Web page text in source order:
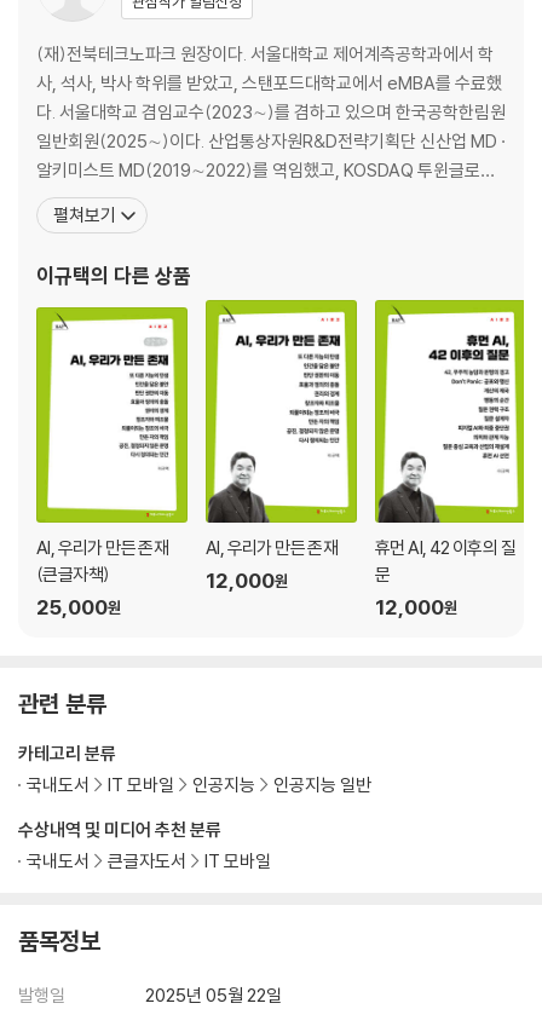
(재)전북테크노파크 원장이다. 서울대학교 제어계측공학과에서 학
사, 석사, 박사 학위를 받았고, 스탠포드대학교에서 eMBA를 수료했
다. 서울대학교 겸임교수(2023∼)를 겸하고 있으며 한국공학한림원
일반회원(2025∼)이다. 산업통상자원R&D전략기획단 신산업 MD ·
알키미스트 MD(2019∼2022)를 역임했고, KOSDAQ 투윈글로벌
의 플랫폼개발원 원장(2017∼2018)으로 근무했다. 산업통상자원
부 임베디드SW PD · 스마트공장 PD · 센서산업 PD(2013∼2017)
07∼2013)를 지냈고, 이때 세
펼쳐보기
이규택의 다른 상품
AI, 우리가 만든 존재
(큰글자책)
25,000원
AI, 우리가 만든 존재
12,000원
휴먼 AI, 42 이후의 질
문
12,000원
관련 분류
수상내역 및 미디어 추천 분류
국내도서
큰글자도서 IT 모바일
카테고리 분류
국내도서
IT 모바일 인공지능 인공지능 일반
품목정보
발행일
2025년 05월 22일